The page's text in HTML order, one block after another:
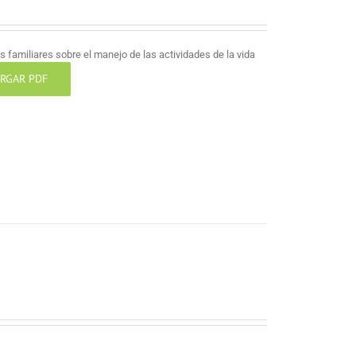
familiares sobre el manejo de las actividades de la vida
PDF